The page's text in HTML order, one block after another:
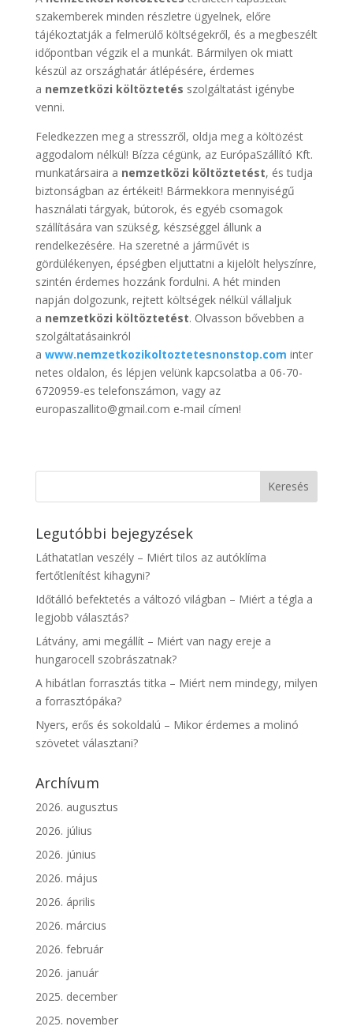
szakemberek minden részletre ügyelnek, előre
tájékoztatják a felmerülő költségekről, és a megbeszélt
időpontban végzik el a munkát. Bármilyen ok miatt
készül az országhatár átlépésére, érdemes
a nemzetközi költöztetés szolgáltatást igénybe
venni.
Feledkezzen meg a stresszről, oldja meg a költözést
aggodalom nélkül! Bízza cégünk, az EurópaSzállító Kft.
munkatársaira a nemzetközi költöztetést, és tudja
biztonságban az értékeit! Bármekkora mennyiségű
használati tárgyak, bútorok, és egyéb csomagok
szállítására van szükség, készséggel állunk a
rendelkezésére. Ha szeretné a járművét is
gördülékenyen, épségben eljuttatni a kijelölt helyszínre,
szintén érdemes hozzánk fordulni. A hét minden
napján dolgozunk, rejtett költségek nélkül vállaljuk
a nemzetközi költöztetést. Olvasson bővebben a
szolgáltatásainkról
a www.nemzetkozikoltoztetesnonstop.com inter
netes oldalon, és lépjen velünk kapcsolatba a 06-70-
6720959-es telefonszámon, vagy az
europaszallito@gmail.com e-mail címen!
Legutóbbi bejegyzések
Láthatatlan veszély – Miért tilos az autóklíma
fertőtlenítést kihagyni?
Időtálló befektetés a változó világban – Miért a tégla a
legjobb választás?
Látvány, ami megállít – Miért van nagy ereje a
hungarocell szobrászatnak?
A hibátlan forrasztás titka – Miért nem mindegy, milyen
a forrasztópáka?
Nyers, erős és sokoldalú – Mikor érdemes a molinó
szövetet választani?
Archívum
2026. augusztus
2026. július
2026. június
2026. május
2026. április
2026. március
2026. február
2026. január
2025. december
2025. november